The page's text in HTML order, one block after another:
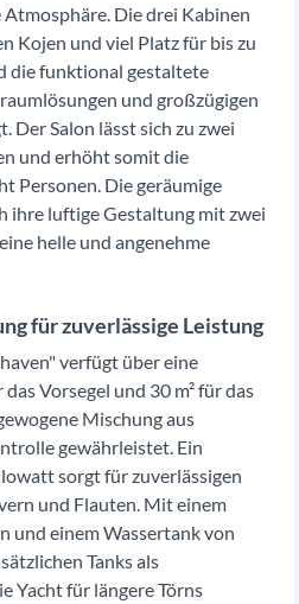
Die drei Kabinen
Kojen und viel Platz für bis zu
die funktional gestaltete
und großzügigen
Der Salon lässt sich zu zwei
und erhöht somit die
Personen. Die geräumige
ihre luftige Gestaltung mit zwei
helle und angenehme
für zuverlässige Leistung
verfügt über eine
Vorsegel und 30 m² für das
Mischung aus
gewährleistet. Ein
sorgt für zuverlässigen
und Flauten. Mit einem
und einem Wassertank von
Tanks als
Yacht für längere Törns